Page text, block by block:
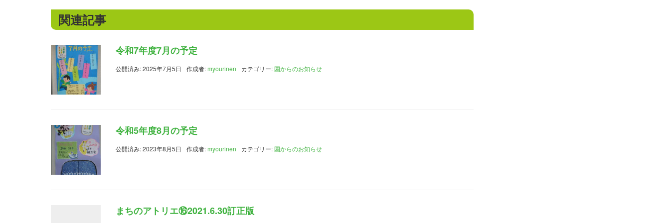
関連記事
令和7年度7月の予定
公開済み: 2025年7月5日 作成者:myourinen カテゴリー:園からのお知らせ
令和5年度8月の予定
公開済み: 2023年8月5日 作成者:myourinen カテゴリー:園からのお知らせ
まちのアトリエ⑯2021.6.30訂正版